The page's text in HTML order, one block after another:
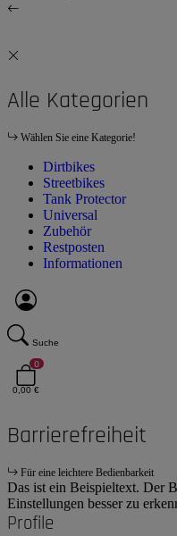
Alle Kategorien
Wählen Sie eine Kategorie!
Dirtbikes
Streetbikes
Tank Protector
Universal
Zubehör
Restposten
Informationen
Suche
0
0,00 €
Barrierefreiheit
Für eine leichtere Bedienbarkeit
Das ist ein Beispieltext. Der
Einstellungen besser zu
Profile